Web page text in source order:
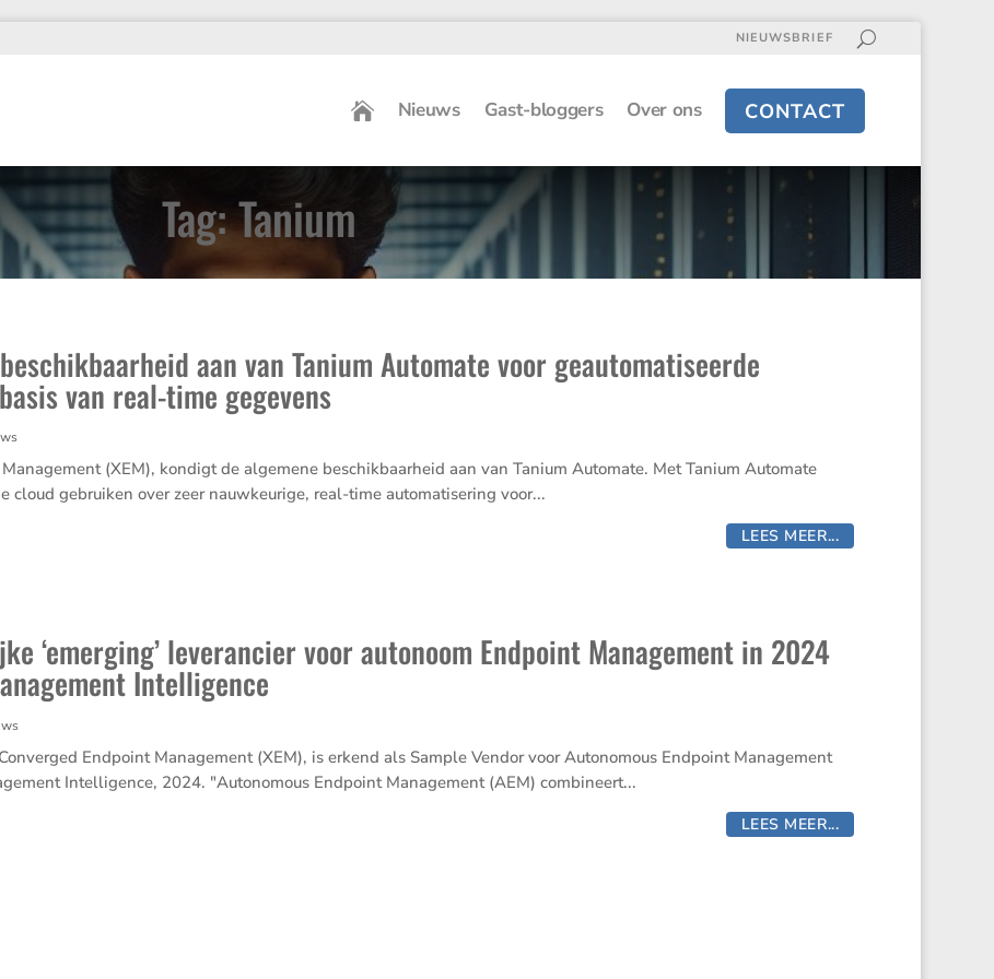
NIEUWSBRIEF
Nieuws Gast-bloggers Over ons CONTACT
Tag: Tanium
aan van Tanium Automate voor geautomatiseerde
van real-time gegevens
(XEM), kondigt de algemene beschikbaarheid aan van Tanium Automate. Met Tanium Automate
cloud gebruiken over zeer nauwkeurige, real-time automatisering voor...
LEES MEER...
‘emerging’ leverancier voor autonoom Endpoint Management in 2024
Intelligence
Endpoint Management (XEM), is erkend als Sample Vendor voor Autonomous Endpoint Management
Intelligence, 2024. "Autonomous Endpoint Management (AEM) combineert...
LEES MEER...